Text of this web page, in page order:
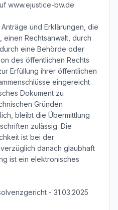
www.ejustice-bw.de
und Erklärungen, die
einen Rechtsanwalt, durch
eine Behörde oder
des öffentlichen Rechts
Erfüllung ihrer öffentlichen
eingereicht
Dokument zu
Gründen
bleibt die Übermittlung
zulässig. Die
ist bei der
danach glaubhaft
ist ein elektronisches
- 31.03.2025